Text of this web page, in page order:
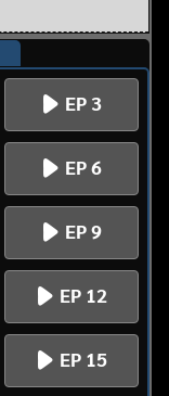
EP 3
EP 6
EP 9
EP 12
EP 15